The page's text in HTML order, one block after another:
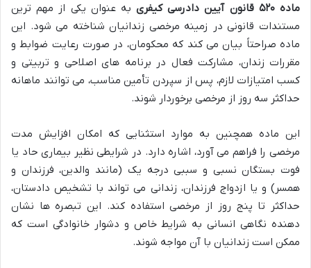
ماده ۵۲۰ قانون آیین دادرسی کیفری
به عنوان یکی از مهم ترین
مستندات قانونی در زمینه مرخصی زندانیان شناخته می شود. این
ماده صراحتاً بیان می کند که محکومان، در صورت رعایت ضوابط و
مقررات زندان، مشارکت فعال در برنامه های اصلاحی و تربیتی و
کسب امتیازات لازم، پس از سپردن تأمین مناسب، می توانند ماهانه
حداکثر سه روز از مرخصی برخوردار شوند.
این ماده همچنین به موارد استثنایی که امکان افزایش مدت
مرخصی را فراهم می آورد، اشاره دارد. در شرایطی نظیر بیماری حاد یا
فوت بستگان نسبی و سببی درجه یک (مانند والدین، فرزندان و
همسر) و یا ازدواج فرزندان، زندانی می تواند با تشخیص دادستان،
حداکثر تا پنج روز از مرخصی استفاده کند. این تبصره ها نشان
دهنده نگاهی انسانی به شرایط خاص و دشوار خانوادگی است که
ممکن است زندانیان با آن مواجه شوند.